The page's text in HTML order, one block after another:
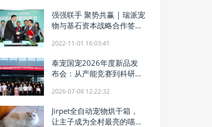
强强联手 聚势共赢 | 瑞派宠
物与基石资本战略合作签约
2022-11-01 16:03:41
泰宠国宠2026年度新品发
布会：从产能竞赛到科研卡
相
2026-07-08 12:22:32
Jirpet全自动宠物烘干箱，
让主子成为全村最亮的喵星